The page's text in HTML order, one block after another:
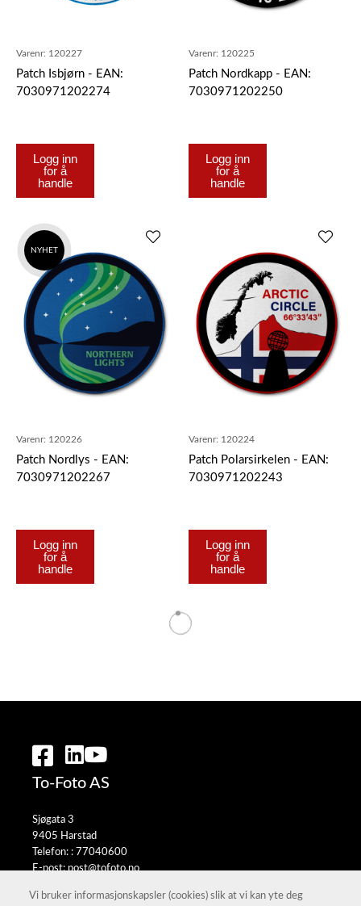
Varenr: 120227
Patch Isbjørn - EAN:
7030971202274
Logg inn
for å
handle
Varenr: 120225
Patch Nordkapp - EAN:
7030971202250
Logg inn
for å
handle
NYHET
Varenr: 120226
Patch Nordlys - EAN:
7030971202267
Logg inn
for å
handle
Varenr: 120224
Patch Polarsirkelen - EAN:
7030971202243
Logg inn
for å
handle
To-Foto AS
Sjøgata 3
9405 Harstad
Telefon: : 77040600
E-post:post@tofoto.no
Vi bruker informasjonskapsler (cookies) slik at vi kan yte deg